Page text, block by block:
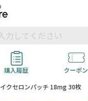
購入履歴
クーポン
イクセロンパッチ 18mg 30枚